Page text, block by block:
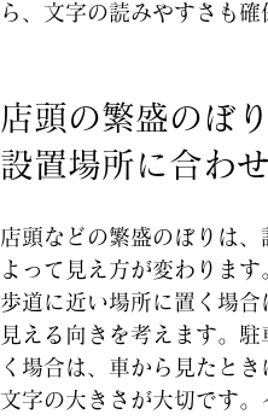
ら、文字の読みやすさも確
店頭の繁盛のぼ
設置場所に合わ
店頭などの繁盛のぼりは、
よって見え方が変わります
歩道に近い場所に置く場合
見える向きを考えます。
く場合は、車から見たとき
文字の大きさが大切です。